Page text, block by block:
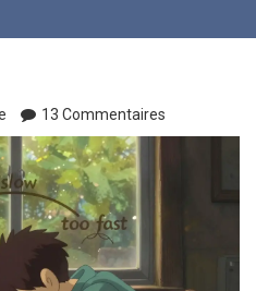
13 Commentaires